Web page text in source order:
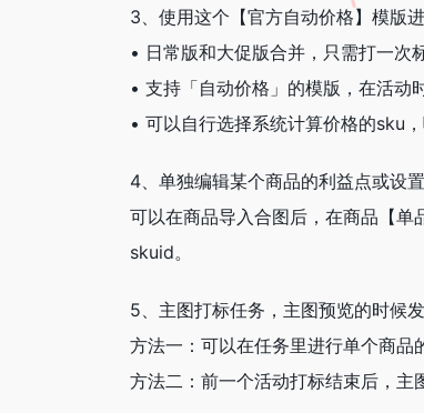
3、使用这个【官方自动价格】模版
• 日常版和大促版合并，只需打一次
• 支持「自动价格」的模版，在活动
• 可以自行选择系统计算价格的sku
4、单独编辑某个商品的利益点或设
可以在商品导入合图后，在商品【
skuid。
5、主图打标任务，主图预览的时候
方法一：可以在任务里进行单个商品
方法二：前一个活动打标结束后，主